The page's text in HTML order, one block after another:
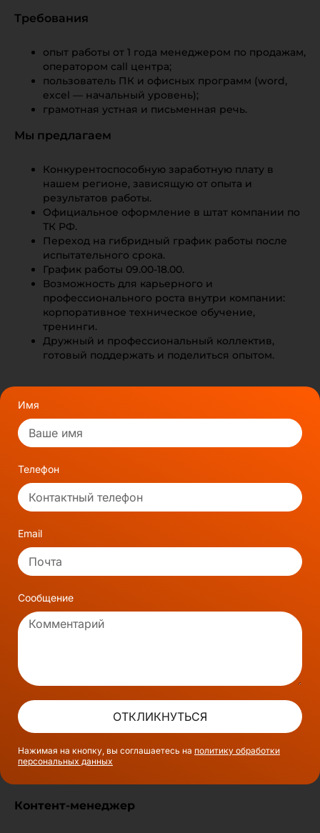
Требования
опыт работы от 1 года менеджером по продажам,
оператором call центра;
пользователь ПК и офисных программ (word,
excel — начальный уровень);
грамотная устная и письменная речь.
Мы предлагаем
Конкурентоспособную заработную плату в
нашем регионе, зависящую от опыта и
результатов работы.
Официальное оформление в штат компании по
ТК РФ.
Переход на гибридный график работы после
испытательного срока.
График работы 09.00-18.00.
Возможность для карьерного и
профессионального роста внутри компании:
корпоративное техническое обучение,
тренинги.
Дружный и профессиональный коллектив,
готовый поддержать и поделиться опытом.
Имя
Телефон
Email
Сообщение
ОТКЛИКНУТЬСЯ
Нажимая на кнопку, вы соглашаетесь на политику обработки
персональных данных
Контент-менеджер